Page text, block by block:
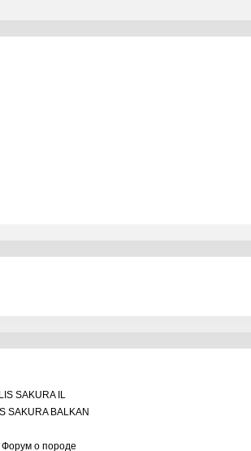
SAKURA IL
SAKURA BALKAN
Форум о породе